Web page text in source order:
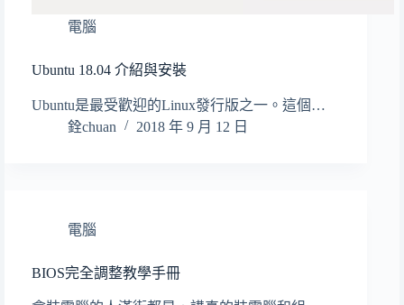
電腦
Ubuntu 18.04 介紹與安裝
Ubuntu是最受歡迎的Linux發行版之一。這個…
銓chuan
2018 年 9 月 12 日
電腦
BIOS完全調整教學手冊